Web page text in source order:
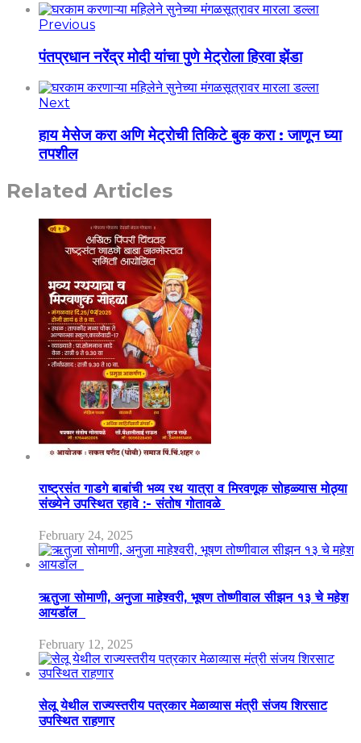
Previous
पंतप्रधान नरेंद्र मोदी यांचा पुणे मेट्रोला हिरवा झेंडा
Next
हाय मेसेज करा अणि मेट्रोची तिकिटे बुक करा : जाणून घ्या
तपशील
Related Articles
राष्ट्रसंत गाडगे बाबांची भव्य रथ यात्रा व मिरवणूक सोहळ्यास मोठ्या
संख्येने उपस्थित रहावे :- संतोष गोतावळे
February 24, 2025
ऋतुजा सोमाणी, अनुजा माहेश्वरी, भूषण तोष्णीवाल सीझन १३ चे महेश
आयडॉल
February 12, 2025
सेलू येथील राज्यस्तरीय पत्रकार मेळाव्यास मंत्री संजय शिरसाट
उपस्थित राहणार